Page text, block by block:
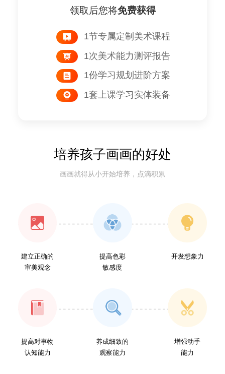
领取后您将免费获得
1节专属定制美术课程
1次美术能力测评报告
1份学习规划进阶方案
1套上课学习实体装备
培养孩子画画的好处
画画就得从小开始培养，点滴积累
建立正确的
审美观念
提高色彩
敏感度
开发想象力
提高对事物
认知能力
养成细致的
观察能力
增强动手
能力